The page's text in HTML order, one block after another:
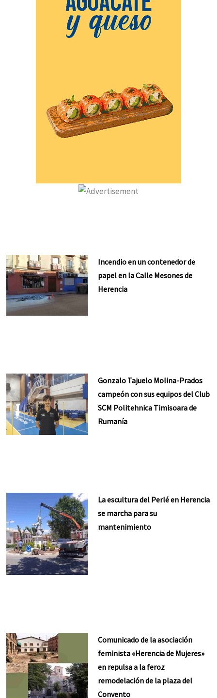
Incendio en un contenedor de
papel en la Calle Mesones de
Herencia
Gonzalo Tajuelo Molina-Prados
campeón con sus equipos del Club
SCM Politehnica Timisoara de
Rumanía
La escultura del Perlé en Herencia
se marcha para su
mantenimiento
Comunicado de la asociación
feminista «Herencia de Mujeres»
en repulsa a la feroz
remodelación de la plaza del
Convento